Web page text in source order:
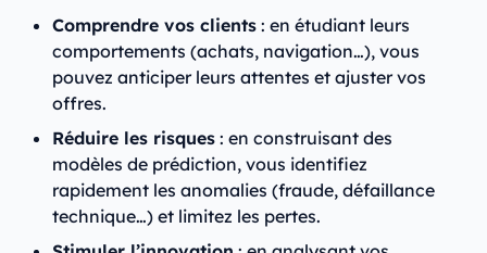
Comprendre vos clients : en étudiant leurs
comportements (achats, navigation…), vous
pouvez anticiper leurs attentes et ajuster vos
offres.
Réduire les risques : en construisant des
modèles de prédiction, vous identifiez
rapidement les anomalies (fraude, défaillance
technique…) et limitez les pertes.